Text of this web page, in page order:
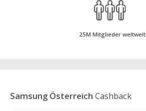
25M Mitglieder weltweit
Samsung Österreich Cashback